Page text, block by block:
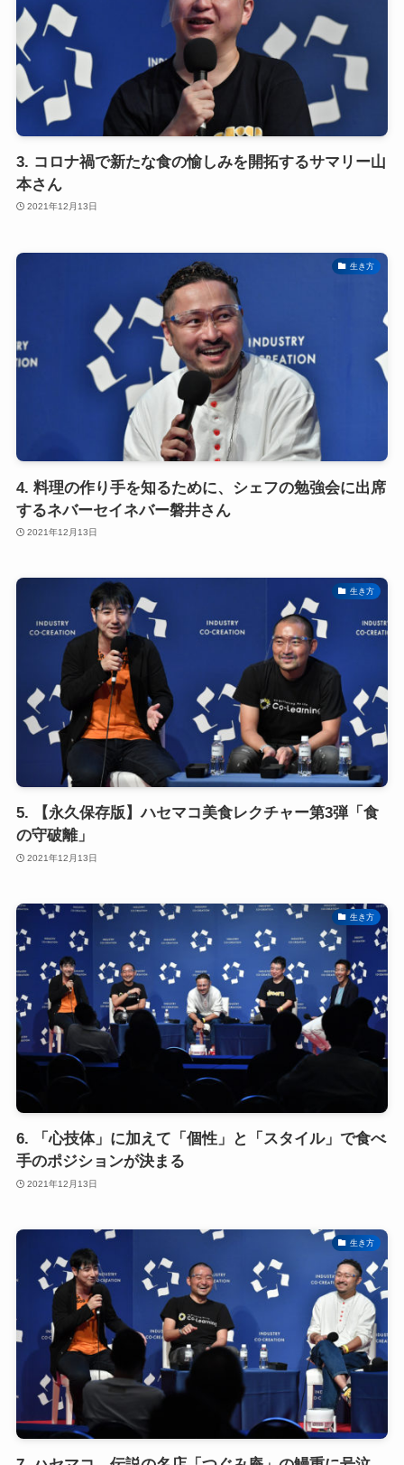
3. コロナ禍で新たな食の愉しみを開拓するサマリー山
本さん
2021年12月13日
生き方
4. 料理の作り手を知るために、シェフの勉強会に出席
するネバーセイネバー磐井さん
2021年12月13日
生き方
5. 【永久保存版】ハセマコ美食レクチャー第3弾「食
の守破離」
2021年12月13日
生き方
6. 「心技体」に加えて「個性」と「スタイル」で食べ
手のポジションが決まる
2021年12月13日
生き方